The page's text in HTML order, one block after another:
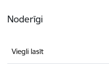
Noderīgi
Viegli lasīt